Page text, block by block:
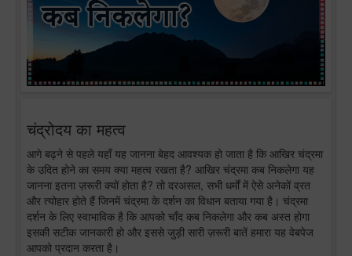
चंद्रोदय का महत्व
आगे बढ़ने से पहले यहाँ यह जानना बेहद आवश्यक हो जाता है कि आखिर चंद्रमा
के उदित होने का समय क्या महत्व रखता है? आखिर चंद्रमा कब निकलेगा यह
जानना इतना ज़रूरी क्यों होता है? तो दरअसल, सभी धर्मों में ऐसे अनेकों व्रत
और त्योहार होते हैं जिनमें चंद्रमा के दर्शन का विधान बताया गया है। चंद्रमा
दर्शन के लिए स्वाभाविक है कि आपको चाँद कब निकलेगा और कब अस्त होगा
इसकी सटीक जानकारी हो और इससे जुड़ी सारी ज़रूरी बातें हमारा यह वेबपेज
आपको प्रदान करता है।